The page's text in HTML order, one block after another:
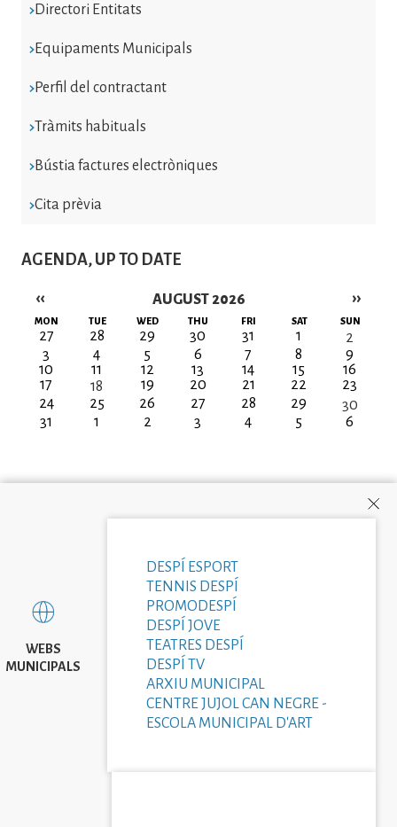
Directori Entitats
Equipaments Municipals
Perfil del contractant
Tràmits habituals
Bústia factures electròniques
Cita prèvia
AGENDA, UP TO DATE
AUGUST 2026
Pagination
‹‹ ››
MON TUE WED THU FRI SAT SUN
27 28 29 30 31 1
2
3
4 5 6 7 8
9
10
11 12 13 14 15
16
17
18 19 20 21 22
23
24
25 26 27 28 29
30
31
1 2 3 4 5 6
WEBS
MUNICIPALS
DESPÍ ESPORT
TENNIS DESPÍ
PROMODESPÍ
DESPÍ JOVE
TEATRES DESPÍ
DESPÍ TV
ARXIU MUNICIPAL
CENTRE JUJOL CAN NEGRE -
ESCOLA MUNICIPAL D'ART